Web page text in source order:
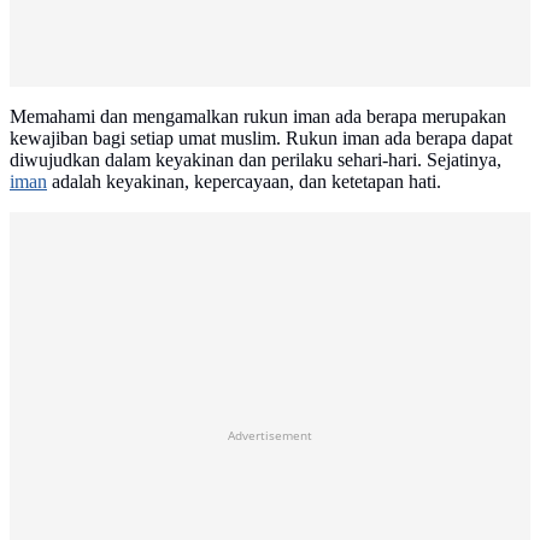
Memahami dan mengamalkan rukun iman ada berapa merupakan
kewajiban bagi setiap umat muslim. Rukun iman ada berapa dapat
diwujudkan dalam keyakinan dan perilaku sehari-hari. Sejatinya,
iman adalah keyakinan, kepercayaan, dan ketetapan hati.
Advertisement